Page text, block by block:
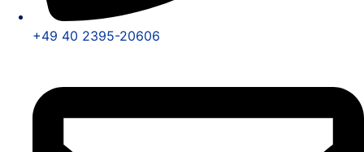
+49 40 2395-20606